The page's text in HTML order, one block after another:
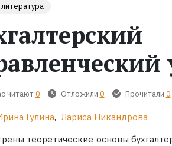
читают 0 Отложили 0 Прочитали 0
Гулина, Лариса Никандрова
теоретические основы